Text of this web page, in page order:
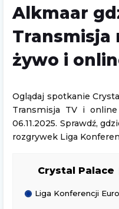
Alkmaar
Transmisja
żywo i
Oglądaj spotkanie
Transmisja TV i
06.11.2025. Sprawdź,
rozgrywek Liga
Crystal Palace
Liga Konferencji